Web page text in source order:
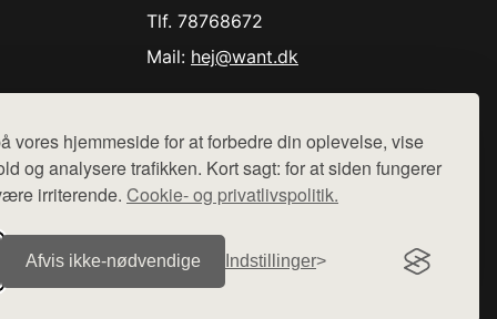
vores hjemmeside for at forbedre din oplevelse, vise
og analysere trafikken. Kort sagt: for at siden fungerer
irriterende. Cookie- og privatlivspolitik.
Afvis ikke‑nødvendige Indstillinger
Tlf. 78768672
Mail: hej@want.dk
sælges ikke varer fra denne side - vi henviser til de shops,